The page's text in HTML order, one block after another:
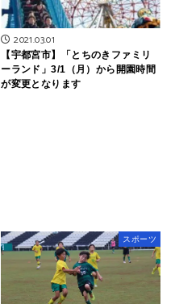
2021.03.01
【宇都宮市】「とちのきファミリ
ーランド」3/1（月）から開園時間
が変更となります
スポーツ